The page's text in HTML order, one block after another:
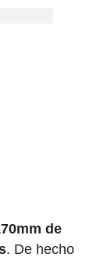
de
. De hecho